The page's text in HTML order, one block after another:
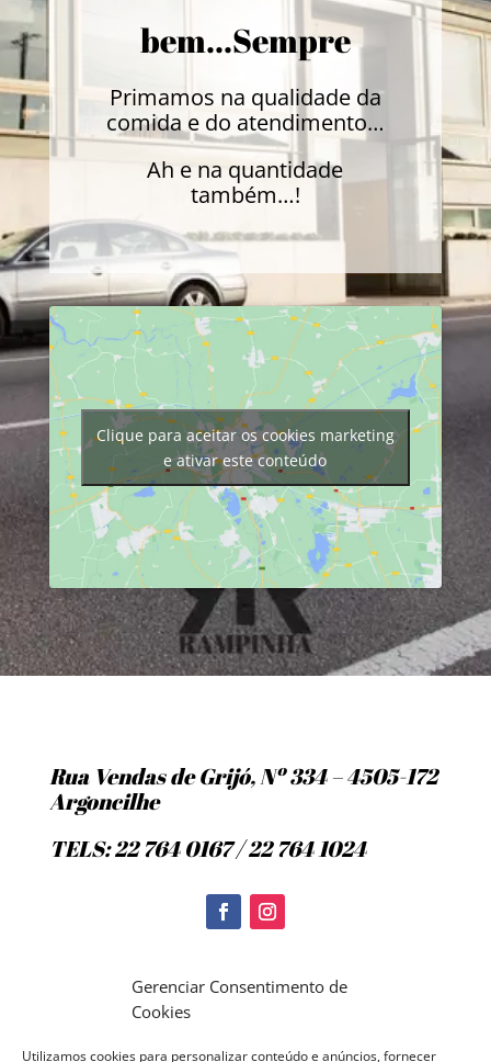
Gerenciar Consentimento de
Cookies
Utilizamos cookies para personalizar conteúdo e anúncios, fornecer
bem...Sempre
Primamos na qualidade da
comida e do atendimento…
Ah e na quantidade
também…!
Clique para aceitar os cookies marketing
e ativar este conteúdo
Rua Vendas de Grijó, Nº 334 – 4505-172
Argoncilhe
TELS: 22 764 0167 / 22 764 1024
Politica de Cookies